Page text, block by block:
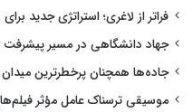
فراتر از لاغری؛ استراتژی جدید
جهاد دانشگاهی در مسیر
جاده‌ها همچنان پرخطرترین
موسیقی ترسناک عامل مؤثر